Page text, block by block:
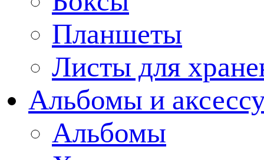
Планшеты
Листы для
Альбомы и
Альбомы